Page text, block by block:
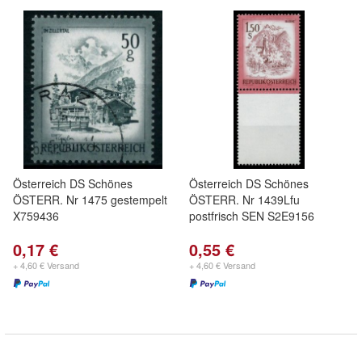
Österreich DS Schönes
ÖSTERR. Nr 1475 gestempelt
X759436
0,17 €
+ 4,60 € Versand
Österreich DS Schönes
ÖSTERR. Nr 1439Lfu
postfrisch SEN S2E9156
0,55 €
+ 4,60 € Versand